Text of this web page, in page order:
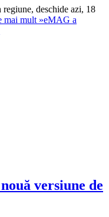
deschide azi, 18
mai mult »eMAG a
versiune de